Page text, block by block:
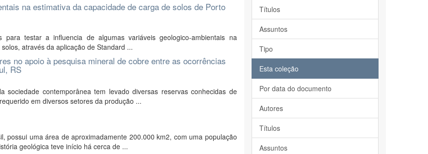
na estimativa da capacidade de carga de solos de Porto
para testar a influencia de algumas variáveis geologico-ambientais na
através da aplicação de Standard ...
no apoio à pesquisa mineral de cobre entre as ocorrências
RS
sociedade contemporânea tem levado diversas reservas conhecidas de
em diversos setores da produção ...
possui uma área de aproximadamente 200.000 km2, com uma população
geológica teve início há cerca de ...
Títulos
Assuntos
Tipo
Esta coleção
Por data do documento
Autores
Títulos
Assuntos